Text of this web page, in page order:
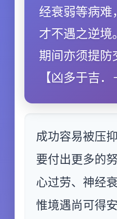
经衰弱等病难
才不遇之逆境
期间亦须提防
【凶多于吉．
成功容易被压
要付出更多的
心过劳、神经
惟境遇尚可得